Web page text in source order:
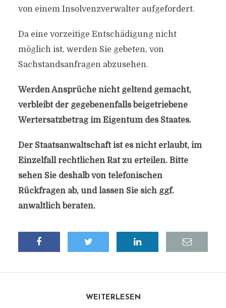
von einem Insolvenzverwalter aufgefordert.
Da eine vorzeitige Entschädigung nicht
möglich ist, werden Sie gebeten, von
Sachstandsanfragen abzusehen.
Werden Ansprüche nicht geltend gemacht,
verbleibt der gegebenenfalls beigetriebene
Wertersatzbetrag im Eigentum des Staates.
Der Staatsanwaltschaft ist es nicht erlaubt, im
Einzelfall rechtlichen Rat zu erteilen. Bitte
sehen Sie deshalb von telefonischen
Rückfragen ab, und lassen Sie sich ggf.
anwaltlich beraten.
WEITERLESEN